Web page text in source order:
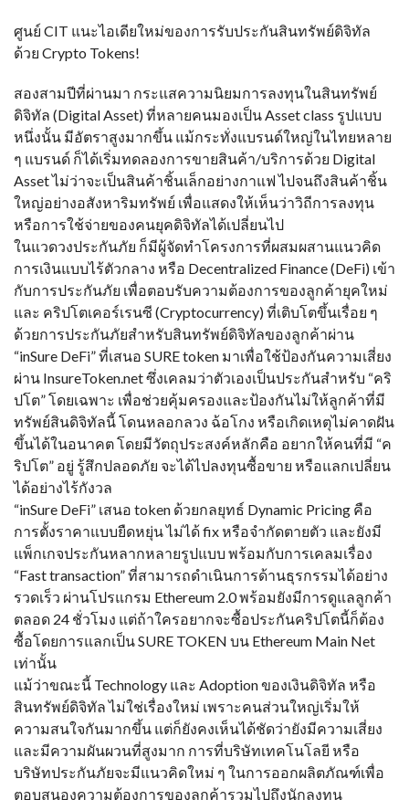
ศูนย์ CIT แนะไอเดียใหม่ของการรับประกันสินทรัพย์ดิจิทัล
ด้วย Crypto Tokens!
สองสามปีที่ผ่านมา กระแสความนิยมการลงทุนในสินทรัพย์
ดิจิทัล (Digital Asset) ที่หลายคนมองเป็น Asset class รูปแบบ
หนึ่งนั้น มีอัตราสูงมากขึ้น แม้กระทั่งแบรนด์ใหญ่ในไทยหลาย
ๆ แบรนด์ ก็ได้เริ่มทดลองการขายสินค้า/บริการด้วย Digital
Asset ไม่ว่าจะเป็นสินค้าชิ้นเล็กอย่างกาแฟ ไปจนถึงสินค้าชิ้น
ใหญ่อย่างอสังหาริมทรัพย์ เพื่อแสดงให้เห็นว่าวิถีการลงทุน
หรือการใช้จ่ายของคนยุคดิจิทัลได้เปลี่ยนไป
ในแวดวงประกันภัย ก็มีผู้จัดทำโครงการที่ผสมผสานแนวคิด
การเงินแบบไร้ตัวกลาง หรือ Decentralized Finance (DeFi) เข้า
กับการประกันภัย เพื่อตอบรับความต้องการของลูกค้ายุคใหม่
และ คริปโตเคอร์เรนซี (Cryptocurrency) ที่เติบโตขึ้นเรื่อย ๆ
ด้วยการประกันภัยสำหรับสินทรัพย์ดิจิทัลของลูกค้าผ่าน
“inSure DeFi” ที่เสนอ SURE token มาเพื่อใช้ป้องกันความเสี่ยง
ผ่าน InsureToken.net ซึ่งเคลมว่าตัวเองเป็นประกันสำหรับ “คริ
ปโต” โดยเฉพาะ เพื่อช่วยคุ้มครองและป้องกันไม่ให้ลูกค้าที่มี
ทรัพย์สินดิจิทัลนี้ โดนหลอกลวง ฉ้อโกง หรือเกิดเหตุไม่คาดฝัน
ขึ้นได้ในอนาคต โดยมีวัตถุประสงค์หลักคือ อยากให้คนที่มี “ค
ริปโต” อยู่ รู้สึกปลอดภัย จะได้ไปลงทุนซื้อขาย หรือแลกเปลี่ยน
ได้อย่างไร้กังวล
“inSure DeFi” เสนอ token ด้วยกลยุทธ์ Dynamic Pricing คือ
การตั้งราคาแบบยืดหยุ่น ไม่ได้ fix หรือจำกัดตายตัว และยังมี
แพ็กเกจประกันหลากหลายรูปแบบ พร้อมกับการเคลมเรื่อง
“Fast transaction” ที่สามารถดำเนินการด้านธุรกรรมได้อย่าง
รวดเร็ว ผ่านโปรแกรม Ethereum 2.0 พร้อมยังมีการดูแลลูกค้า
ตลอด 24 ชั่วโมง แต่ถ้าใครอยากจะซื้อประกันคริปโตนี้ก็ต้อง
ซื้อโดยการแลกเป็น SURE TOKEN บน Ethereum Main Net
เท่านั้น
แม้ว่าขณะนี้ Technology และ Adoption ของเงินดิจิทัล หรือ
สินทรัพย์ดิจิทัล ไม่ใช่เรื่องใหม่ เพราะคนส่วนใหญ่เริ่มให้
ความสนใจกันมากขึ้น แต่ก็ยังคงเห็นได้ชัดว่ายังมีความเสี่ยง
และมีความผันผวนที่สูงมาก การที่บริษัทเทคโนโลยี หรือ
บริษัทประกันภัยจะมีแนวคิดใหม่ ๆ ในการออกผลิตภัณฑ์เพื่อ
ตอบสนองความต้องการของลูกค้ารวมไปถึงนักลงทุน